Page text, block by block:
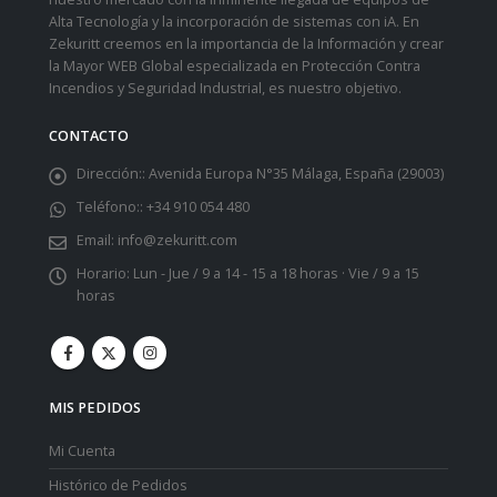
Alta Tecnología y la incorporación de sistemas con iA. En
Zekuritt creemos en la importancia de la Información y crear
la Mayor WEB Global especializada en Protección Contra
Incendios y Seguridad Industrial, es nuestro objetivo.
CONTACTO
Dirección:: Avenida Europa N°35 Málaga, España (29003)
Teléfono:: +34 910 054 480
Email: info@zekuritt.com
Horario: Lun - Jue / 9 a 14 - 15 a 18 horas · Vie / 9 a 15
horas
MIS PEDIDOS
Mi Cuenta
Histórico de Pedidos